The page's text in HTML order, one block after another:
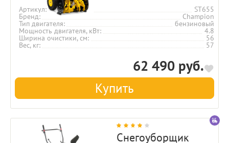
Артикул ST655
Бренд Champion
Тип двигателя бензиновый
Мощность двигателя, кВт 4.8
Ширина очистики, см 56
Вес, кг 57
62 490 руб.
Купить
Снегоуборщик